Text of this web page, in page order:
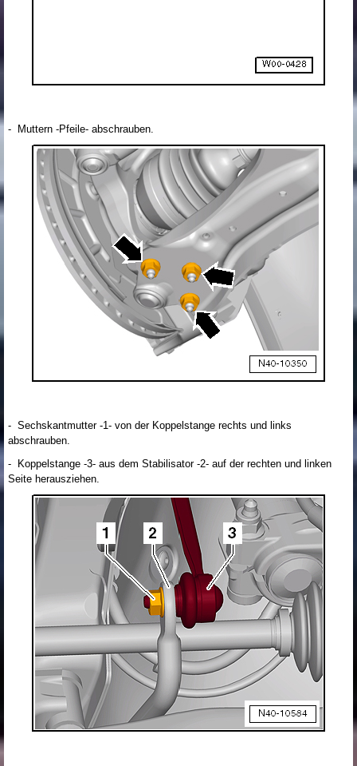
- Muttern -Pfeile- abschrauben.
- Sechskantmutter -1- von der Koppelstange rechts und links
abschrauben.
- Koppelstange -3- aus dem Stabilisator -2- auf der rechten und linken
Seite herausziehen.